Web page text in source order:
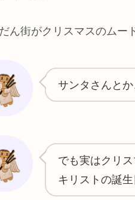
ん街がクリスマスのムー
サンタさんと
でも実はクリ
キリストの誕